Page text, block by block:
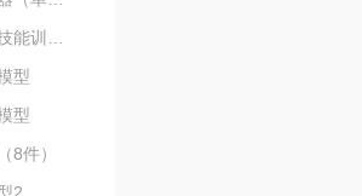
型
型
8件）